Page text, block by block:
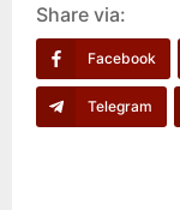
Share via:
Facebook
Telegram